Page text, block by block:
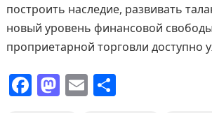
построить наследие, развивать
новый уровень финансовой
проприетарной торговли доступно
F M E О